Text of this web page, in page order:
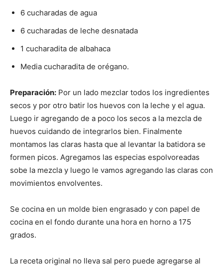
6 cucharadas de agua
6 cucharadas de leche desnatada
1 cucharadita de albahaca
Media cucharadita de orégano.
Preparación: Por un lado mezclar todos los ingredientes
secos y por otro batir los huevos con la leche y el agua.
Luego ir agregando de a poco los secos a la mezcla de
huevos cuidando de integrarlos bien. Finalmente
montamos las claras hasta que al levantar la batidora se
formen picos. Agregamos las especias espolvoreadas
sobe la mezcla y luego le vamos agregando las claras con
movimientos envolventes.
Se cocina en un molde bien engrasado y con papel de
cocina en el fondo durante una hora en horno a 175
grados.
La receta original no lleva sal pero puede agregarse al